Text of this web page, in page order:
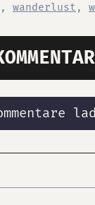
, wanderlust ,